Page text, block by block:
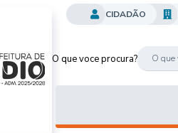
O que voce procura?
CIDADÃO